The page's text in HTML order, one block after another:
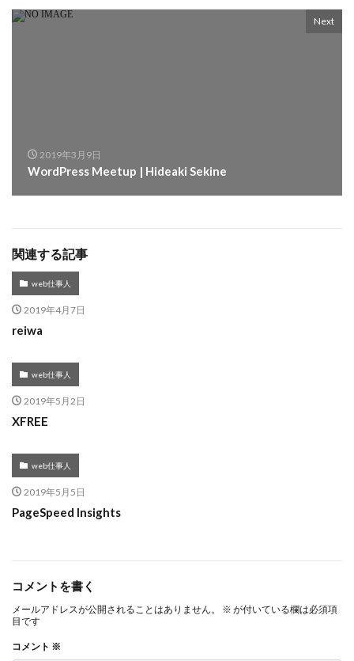
Next
2019年3月9日
WordPress Meetup | Hideaki Sekine
関連する記事
web仕事人
2019年4月7日
reiwa
web仕事人
2019年5月2日
XFREE
web仕事人
2019年5月5日
PageSpeed Insights
コメントを書く
メールアドレスが公開されることはありません。 ※ が付いている欄は必須項
目です
コメント ※